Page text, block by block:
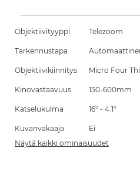
Objektiivityyppi Telezoom
Tarkennustapa
Objektiivikiinnitys Micro Four
Kinovastaavuus 150-600mm
Katselukulma 16° - 4.1°
Kuvanvakaaja
Ei
Näytä kaikki ominaisuudet